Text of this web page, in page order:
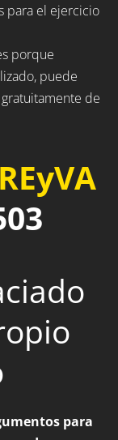
para el ejercicio
porque
puede
de
REyVA
para